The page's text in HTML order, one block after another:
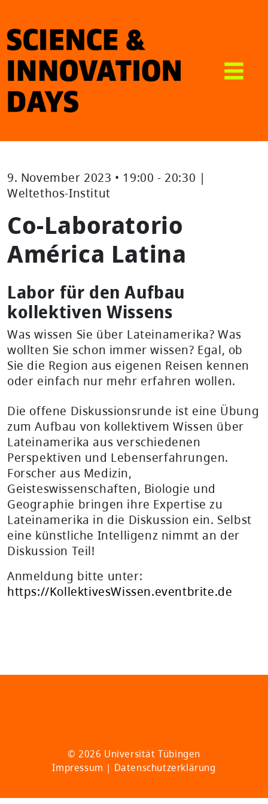
9. November 2023 • 19:00 - 20:30 |
Weltethos-Institut
Co-Laboratorio
América Latina
Labor für den Aufbau
kollektiven Wissens
Was wissen Sie über Lateinamerika? Was
wollten Sie schon immer wissen? Egal, ob
Sie die Region aus eigenen Reisen kennen
oder einfach nur mehr erfahren wollen.
Die offene Diskussionsrunde ist eine Übung
zum Aufbau von kollektivem Wissen über
Lateinamerika aus verschiedenen
Perspektiven und Lebenserfahrungen.
Forscher aus Medizin,
Geisteswissenschaften, Biologie und
Geographie bringen ihre Expertise zu
Lateinamerika in die Diskussion ein. Selbst
eine künstliche Intelligenz nimmt an der
Diskussion Teil!
Anmeldung bitte unter:
https://KollektivesWissen.eventbrite.de
© 2026 Universität Tübingen
Impressum | Datenschutzerklärung